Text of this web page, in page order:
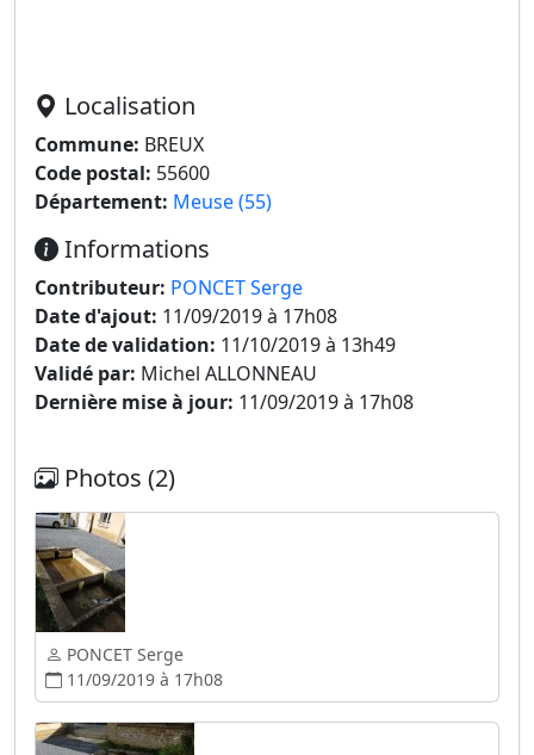
Localisation
Commune: BREUX
Code postal: 55600
Département: Meuse (55)
Informations
Contributeur: PONCET Serge
Date d'ajout: 11/09/2019 à 17h08
Date de validation: 11/10/2019 à 13h49
Validé par: Michel ALLONNEAU
Dernière mise à jour: 11/09/2019 à 17h08
Photos (2)
PONCET Serge
11/09/2019 à 17h08